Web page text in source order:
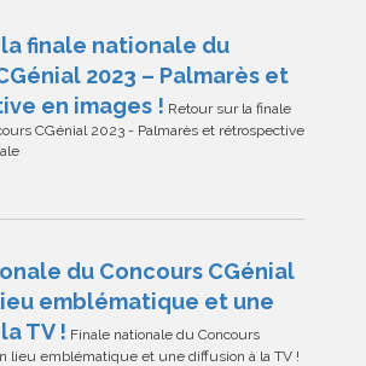
finale nationale du
2023 – Palmarès et
en images ! Retour sur la finale
CGénial 2023 - Palmarès et rétrospective
du Concours CGénial
emblématique et une
TV ! Finale nationale du Concours
lieu emblématique et une diffusion à la TV !